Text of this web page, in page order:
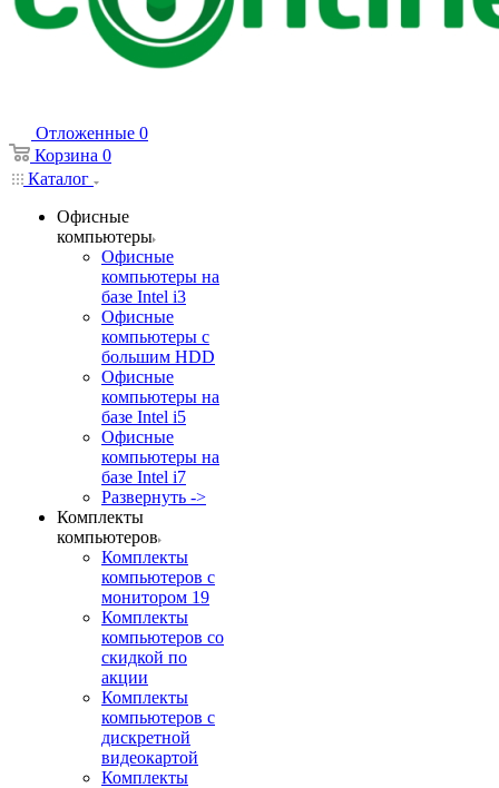
Отложенные 0
Корзина 0
Каталог
Офисные
компьютеры
Офисные
компьютеры на
базе Intel i3
Офисные
компьютеры с
большим HDD
Офисные
компьютеры на
базе Intel i5
Офисные
компьютеры на
базе Intel i7
Развернуть ->
Комплекты
компьютеров
Комплекты
компьютеров с
монитором 19
Комплекты
компьютеров со
скидкой по
акции
Комплекты
компьютеров с
дискретной
видеокартой
Комплекты